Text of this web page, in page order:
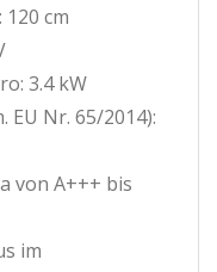
120 cm
3.4 kW
EU Nr. 65/2014):
von A+++ bis
im